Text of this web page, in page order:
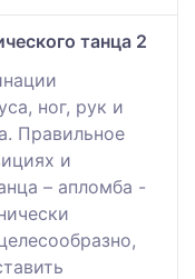
танца 2
ног, рук и
Правильное
и
– апломба -